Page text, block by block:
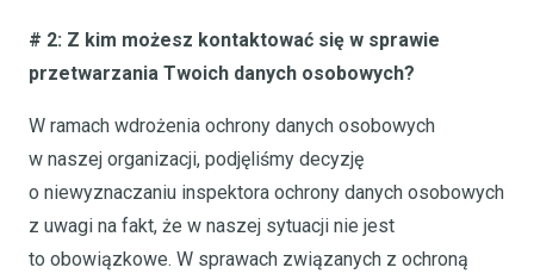
# 2: Z kim możesz kontaktować się w sprawie
przetwarzania Twoich danych osobowych?
W ramach wdrożenia ochrony danych osobowych
w naszej organizacji, podjęliśmy decyzję
o niewyznaczaniu inspektora ochrony danych osobowych
z uwagi na fakt, że w naszej sytuacji nie jest
to obowiązkowe. W sprawach związanych z ochroną